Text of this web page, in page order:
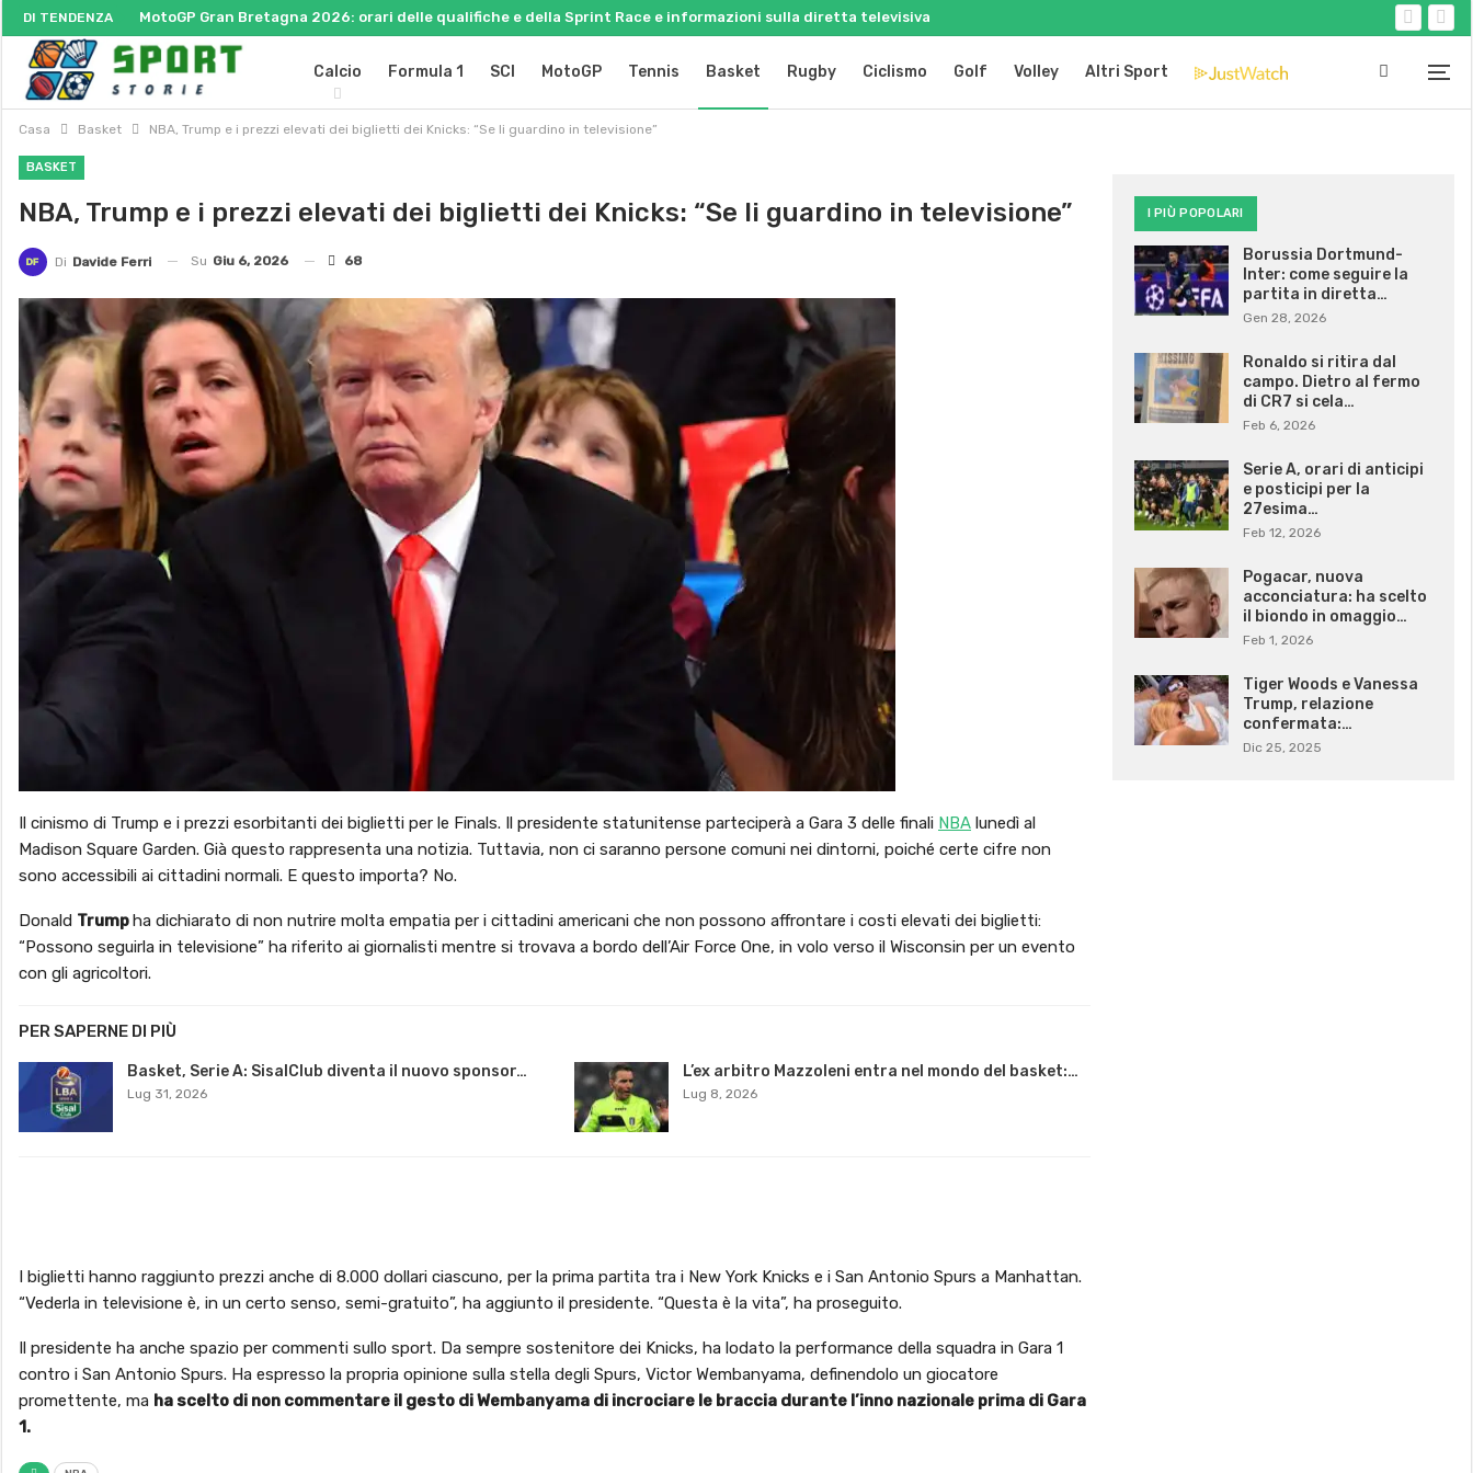
DI TENDENZA MotoGP Gran Bretagna 2026: orari delle qualifiche e della Sprint Race e informazioni sulla diretta televisiva
Calcio Formula 1 SCI MotoGP Tennis Basket Rugby Ciclismo Golf Volley Altri Sport
Casa Basket NBA, Trump e i prezzi elevati dei biglietti dei Knicks: “Se li guardino in televisione”
BASKET
NBA, Trump e i prezzi elevati dei biglietti dei Knicks: “Se li guardino in televisione”
Di Davide Ferri Su Giu 6, 2026 68
Il cinismo di Trump e i prezzi esorbitanti dei biglietti per le Finals. Il presidente statunitense parteciperà a Gara 3 delle finali NBA lunedì al
Madison Square Garden. Già questo rappresenta una notizia. Tuttavia, non ci saranno persone comuni nei dintorni, poiché certe cifre non
sono accessibili ai cittadini normali. E questo importa? No.
Donald Trumpha dichiarato di non nutrire molta empatia per i cittadini americani che non possono affrontare i costi elevati dei biglietti:
“Possono seguirla in televisione” ha riferito ai giornalisti mentre si trovava a bordo dell’Air Force One, in volo verso il Wisconsin per un evento
con gli agricoltori.
PER SAPERNE DI PIÙ
Basket, Serie A: SisalClub diventa il nuovo sponsor…
Lug 31, 2026
L’ex arbitro Mazzoleni entra nel mondo del basket:…
Lug 8, 2026
I biglietti hanno raggiunto prezzi anche di 8.000 dollari ciascuno, per la prima partita tra i New York Knicks e i San Antonio Spurs a Manhattan.
“Vederla in televisione è, in un certo senso, semi-gratuito”, ha aggiunto il presidente. “Questa è la vita”, ha proseguito.
Il presidente ha anche spazio per commenti sullo sport. Da sempre sostenitore dei Knicks, ha lodato la performance della squadra in Gara 1
contro i San Antonio Spurs. Ha espresso la propria opinione sulla stella degli Spurs, Victor Wembanyama, definendolo un giocatore
promettente, ma ha scelto di non commentare il gesto di Wembanyama di incrociare le braccia durante l’inno nazionale prima di Gara
1.
I PIÙ POPOLARI
Borussia Dortmund-
Inter: come seguire la
partita in diretta…
Gen 28, 2026
Ronaldo si ritira dal
campo. Dietro al fermo
di CR7 si cela…
Feb 6, 2026
Serie A, orari di anticipi
e posticipi per la
27esima…
Feb 12, 2026
Pogacar, nuova
acconciatura: ha scelto
il biondo in omaggio…
Feb 1, 2026
Tiger Woods e Vanessa
Trump, relazione
confermata:…
Dic 25, 2025